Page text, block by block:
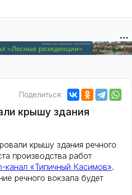
Поделиться:
крышу здания
крышу здания речного
производства работ
канал «Типичный Касимов».
речного вокзала будет